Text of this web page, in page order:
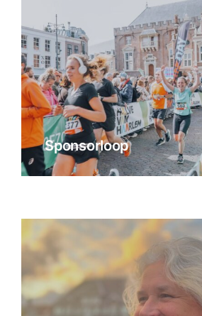
Sponsorloop